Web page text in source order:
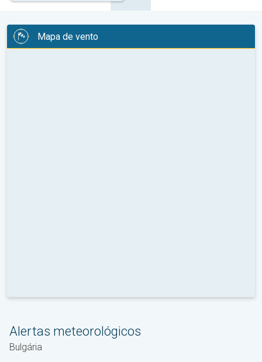
Mapa de vento
Alertas meteorológicos
Bulgária